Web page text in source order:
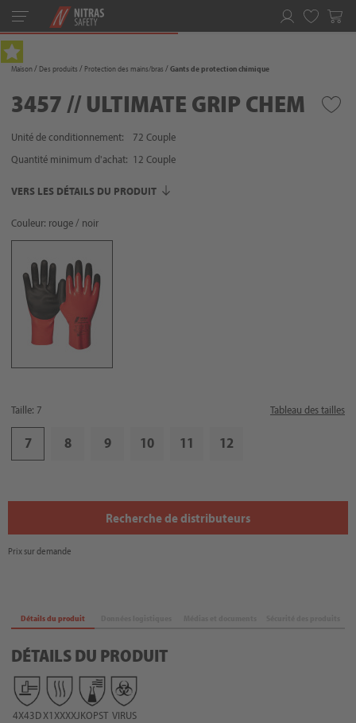
Toggle
navigation
Maison Des produits Protection des mains/bras Gants de protection chimique
3457 // ULTIMATE GRIP CHEM
Unité de conditionnement:
72 Couple
Quantité minimum d'achat: 12 Couple
VERS LES DÉTAILS DU PRODUIT
Couleur: rouge / noir
Taille: 7 Tableau des tailles
7 8 9 10 11 12
Recherche de distributeurs
Prix sur demande
Détails du produit
DÉTAILS DU PRODUIT
4X43DX1XXXXJKOPST VIRUS